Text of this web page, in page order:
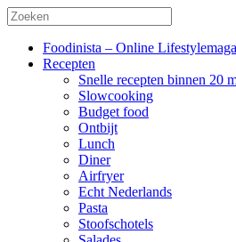
Foodinista – Online
Recepten
Snelle recepten binnen 20
Slowcooking
Budget food
Ontbijt
Lunch
Diner
Airfryer
Echt Nederlands
Pasta
Stoofschotels